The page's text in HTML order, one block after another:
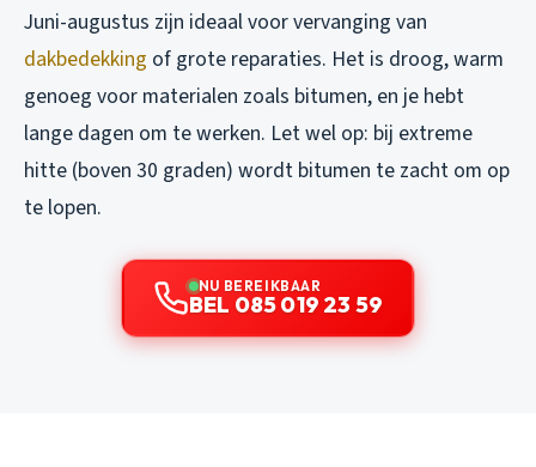
Juni-augustus zijn ideaal voor vervanging van
dakbedekking of grote reparaties. Het is droog, warm
genoeg voor materialen zoals bitumen, en je hebt
lange dagen om te werken. Let wel op: bij extreme
hitte (boven 30 graden) wordt bitumen te zacht om op
te lopen.
NU BEREIKBAAR
BEL 085 019 23 59